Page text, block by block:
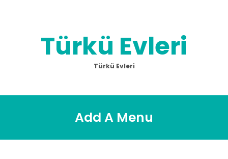
Türkü Evleri
Türkü Evleri
Add A Menu